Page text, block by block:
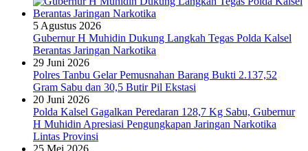
5 Agustus 2026
Gubernur H Muhidin Dukung Langkah Tegas Polda Kalsel
Berantas Jaringan Narkotika
29 Juni 2026
Polres Tanbu Gelar Pemusnahan Barang Bukti 2.137,52
Gram Sabu dan 30,5 Butir Pil Ekstasi
20 Juni 2026
Polda Kalsel Gagalkan Peredaran 128,7 Kg Sabu, Gubernur
H Muhidin Apresiasi Pengungkapan Jaringan Narkotika
Lintas Provinsi